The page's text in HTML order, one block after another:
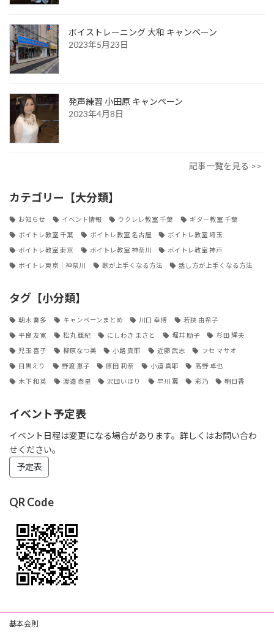
ボイストレーニング 大和 キャンペーン
2023年5月23日
発声練習 小田原 キャンペーン
2023年4月8日
記事一覧を見る >>
カテゴリー【大分類】
お知らせ イベント情報 ウクレレ教室 千葉 ギター教室 千葉
ボイトレ教室 千葉 ボイトレ教室 名古屋 ボイトレ教室 埼玉
ボイトレ教室 東京 ボイトレ教室 神奈川 ボイトレ教室 神戸
ボイトレ東京｜神奈川 歌が上手くなる方法 話し方が上手くなる方法
タグ【小分類】
朝木 奏多 キャンペーンまとめ 川口 幸博 若狭 由希子
平良 友寛 松丸 亜紀 にしわき まさと 堀井 励子 杉田 輝夫
児玉 喜子 柳原なつ美 小路 真耶 近藤 武志 フセ マサオ
目黒えり 野渡 恵子 原田 莉奈 小道 真耶 高野 卓也
木下 和英 渡邉 泰星 沢田いほり 早川 翼 彩乃 明日香
イベント予定表
イベント日程は変更になる場合があります。詳しくはお問い合わ
せください。
予定表
QR Code
基本会則